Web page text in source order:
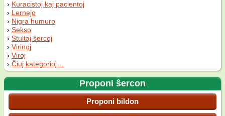
Kuracistoj kaj pacientoj
Lernejo
Nigra humuro
Sekso
Stultaj ŝercoj
Virinoj
Viroj
Ĉiuj kategorioj…
Proponi ŝercon
Proponi bildon